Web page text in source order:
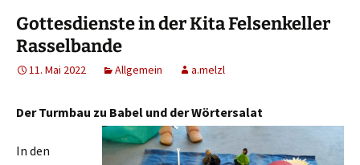
Gottesdienste in der Kita Felsenkeller
Rasselbande
11. Mai 2022 Allgemein a.melzl
Der Turmbau zu Babel und der Wörtersalat
In den